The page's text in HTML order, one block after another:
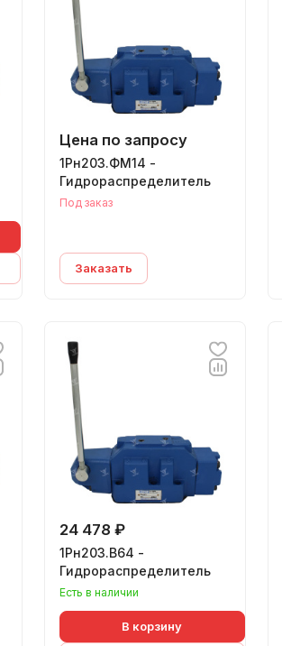
Цена по запросу
1Рн203.ФМ14 -
Гидрораспределитель
Под заказ
Заказать
24 478 ₽
1Рн203.В64 -
Гидрораспределитель
Есть в наличии
В корзину